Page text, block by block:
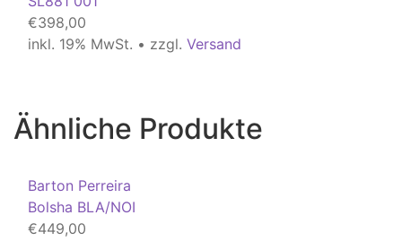
€398,00
inkl. 19% MwSt. • zzgl. Versand
Ähnliche Produkte
Barton Perreira
Bolsha BLA/NOI
€449,00